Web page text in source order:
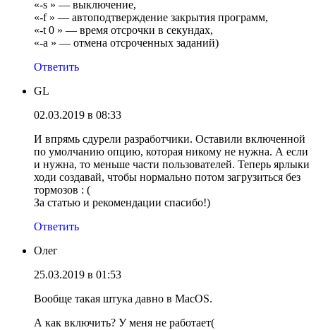
«-s » — выключение,
«-f » — автоподтверждение закрытия программ,
«-t 0 » — время отсрочки в секундах,
«-a » — отмена отсроченных заданий)
Ответить
GL
02.03.2019 в 08:33
И впрямь сдурели разработчики. Оставили включенной
по умолчанию опцию, которая никому не нужна. А если
и нужна, то меньше части пользователей. Теперь ярлыки
ходи создавай, чтобы нормально потом загрузиться без
тормозов : (
За статью и рекомендации спасибо!)
Ответить
Олег
25.03.2019 в 01:53
Вообще такая штука давно в MacOS.
А как включить? У меня не работает(